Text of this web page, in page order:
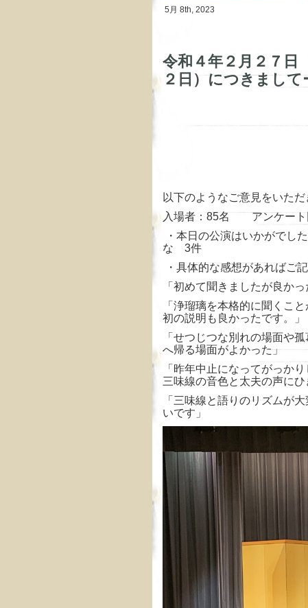
5月 8th, 2023
令和４年２月２７日
２日）につきまして
以下のようなご意見をいただ
入場者：85名 アンケート
・本日の公演はいかがで
な 3件
・具体的な感想があればご
「初めて聞きましたが良か
「浄瑠璃を本格的に聞くこ
初の説明も良かったです。」
「せつじつな別れの場面や
へ帰る場面がよかった」
「昨年中止になってがっか
三味線の音色と太夫の声に
「三味線と語りのリズムが
いです」